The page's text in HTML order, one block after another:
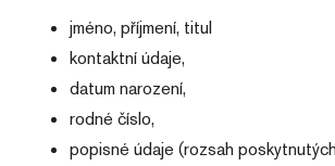
jméno, příjmení, titul
kontaktní údaje,
datum narození,
rodné číslo,
popisné údaje (rozsah